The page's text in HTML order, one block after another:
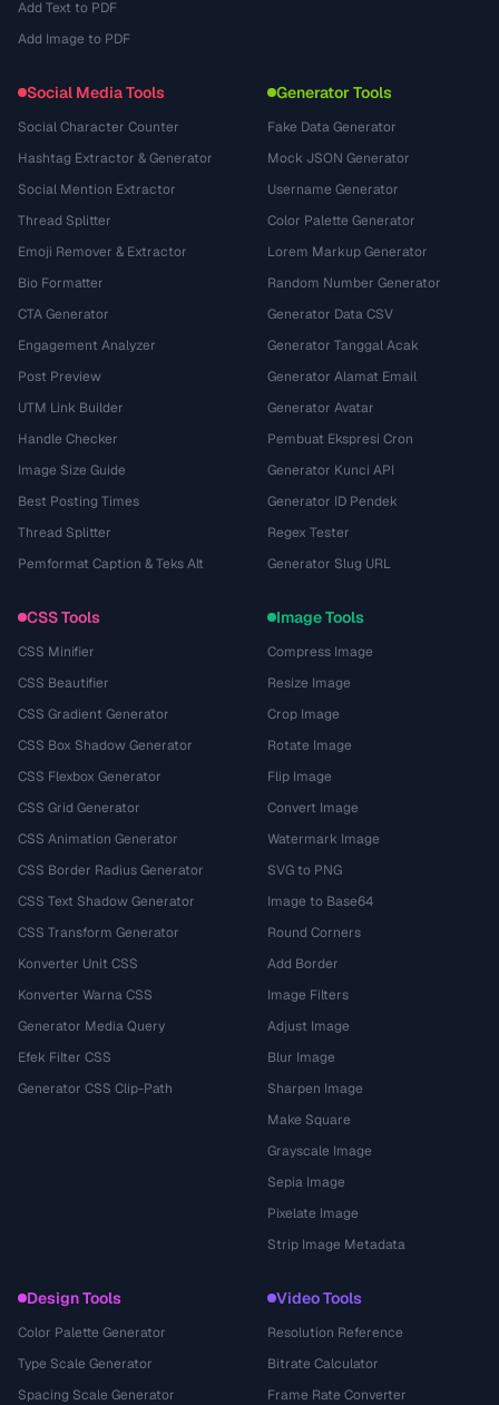
Add Text to PDF
Add Image to PDF
Social Media Tools
Social Character Counter
Hashtag Extractor & Generator
Social Mention Extractor
Thread Splitter
Emoji Remover & Extractor
Bio Formatter
CTA Generator
Engagement Analyzer
Post Preview
UTM Link Builder
Handle Checker
Image Size Guide
Best Posting Times
Thread Splitter
Pemformat Caption & Teks Alt
Generator Tools
Fake Data Generator
Mock JSON Generator
Username Generator
Color Palette Generator
Lorem Markup Generator
Random Number Generator
Generator Data CSV
Generator Tanggal Acak
Generator Alamat Email
Generator Avatar
Pembuat Ekspresi Cron
Generator Kunci API
Generator ID Pendek
Regex Tester
Generator Slug URL
CSS Tools
CSS Minifier
CSS Beautifier
CSS Gradient Generator
CSS Box Shadow Generator
CSS Flexbox Generator
CSS Grid Generator
CSS Animation Generator
CSS Border Radius Generator
CSS Text Shadow Generator
CSS Transform Generator
Konverter Unit CSS
Konverter Warna CSS
Generator Media Query
Efek Filter CSS
Generator CSS Clip-Path
Image Tools
Compress Image
Resize Image
Crop Image
Rotate Image
Flip Image
Convert Image
Watermark Image
SVG to PNG
Image to Base64
Round Corners
Add Border
Image Filters
Adjust Image
Blur Image
Sharpen Image
Make Square
Grayscale Image
Sepia Image
Pixelate Image
Strip Image Metadata
Design Tools
Color Palette Generator
Type Scale Generator
Spacing Scale Generator
Video Tools
Resolution Reference
Bitrate Calculator
Frame Rate Converter